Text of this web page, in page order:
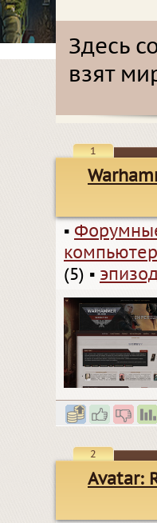
Здесь
взят
1
▪
(5) ▪
2
Avatar: